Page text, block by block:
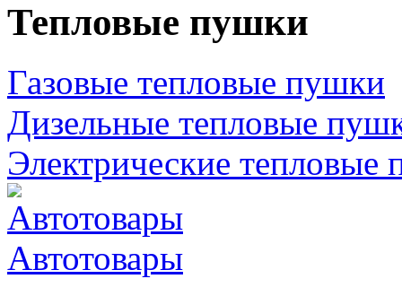
Тепловые пушки
Газовые тепловые пушки
Дизельные тепловые
Электрические тепловые
Автотовары